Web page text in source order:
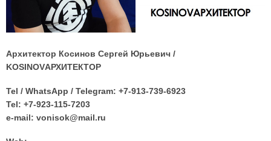
Архитектор Косинов Сергей Юрьевич /
KOSINOVАРХИТЕКТОР
Tel / WhatsApp / Telegram: +7-913-739-6923
Tel: +7-923-115-7203
e-mail: vonisok@mail.ru